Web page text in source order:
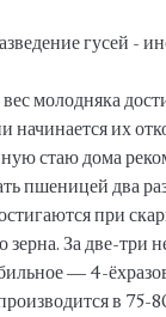
молодняка
начинается их
стаю дома
пшеницей два
при
зерна. За две-три
— 4-
в 75-